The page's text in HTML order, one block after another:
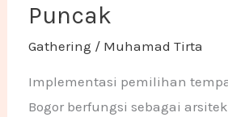
Puncak
Gathering / Muhamad Tirta
Implementasi pemilihan
Bogor berfungsi sebagai